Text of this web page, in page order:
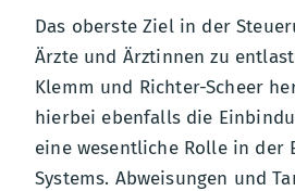
Das oberste Ziel in der
Ärzte und Ärztinnen zu
Klemm und Richter-Scheer
hierbei ebenfalls die
eine wesentliche Rolle in der
Systems. Abweisungen und